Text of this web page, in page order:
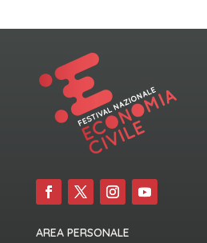
AREA PERSONALE